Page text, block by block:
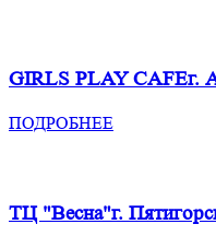
GIRLS PLAY CAFEг.
ПОДРОБНЕЕ
ТЦ "Весна"г.